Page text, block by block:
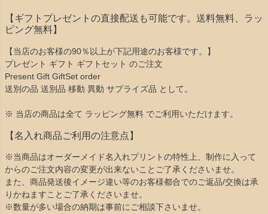
【ギフトプレゼントの直接配送も可能です。送料無料、ラッ
ピング無料】
【当店のお客様の90％以上が下記用途のお客様です。】
プレゼント ギフト ギフトセット のご注文
Present Gift GiftSet order
送別の品 送別品 移動 異動 サプライズ品 として。
※ 当店の商品は全て ラッピング無料 でご利用いただけます。
【名入れ商品ご利用の注意点】
※当商品はオーダーメイド名入れプリントの特性上、制作に入って
からのご注文内容の変更が出来ないことご了承くださいませ。
また、商品発送後イメージ違い等のお客様都合でのご返品/交換は承
りかねますことご了承くださいませ。
※数量が多い場合の納期は事前にご相談下さいませ。